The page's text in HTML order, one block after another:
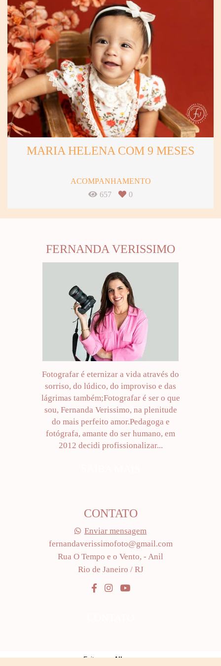
MARIA HELENA COM 9 MESES
ACOMPANHAMENTO
657
0
FERNANDA VERISSIMO
Fotografar é eternizar a vida através do
sorriso, do lúdico, do improviso e das
lágrimas também;Fotografar é ser o que
sou, Fernanda Verissimo, na plenitude
do mais perfeito amor.Pedagoga e
fotógrafa, amante do ser humano, em
2012 decidi profissionalizar...
CONTATO
Enviar mensagem
fernandaverissimofoto@gmail.com
Rua O Tempo e o Vento, - Anil
Rio de Janeiro / RJ
Feito comAlboom